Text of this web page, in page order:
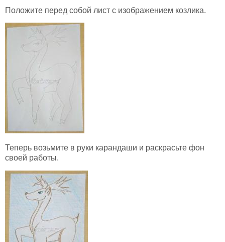
Положите перед собой лист с изображением козлика.
Теперь возьмите в руки карандаши и раскрасьте фон
своей работы.